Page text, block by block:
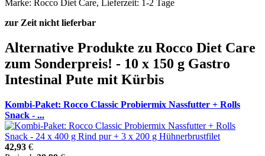
Marke: Rocco Diet Care, Lieferzeit: 1-2 Tage
zur Zeit nicht lieferbar
Alternative Produkte zu Rocco Diet Care
zum Sonderpreis! - 10 x 150 g Gastro
Intestinal Pute mit Kürbis
Kombi-Paket: Rocco Classic Probiermix Nassfutter + Rolls
Snack - ...
42,93 €